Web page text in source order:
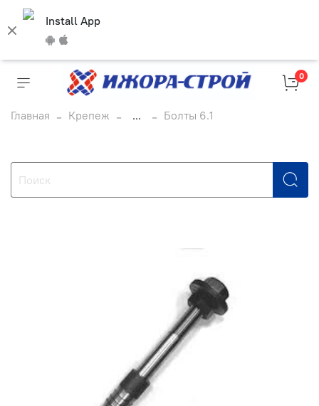
Install App
0
Главная Крепеж ... Болты 6.1